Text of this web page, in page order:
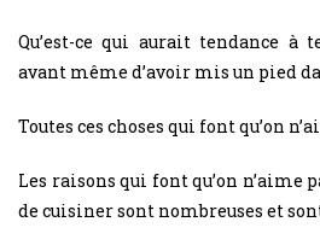
Qu’est-ce qui aurait tendance
avant même d’avoir mis un pied
Toutes ces choses qui font qu’on
Les raisons qui font qu’on n’aime
de cuisiner sont nombreuses et